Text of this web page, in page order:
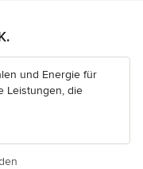
und Energie für
Leistungen, die